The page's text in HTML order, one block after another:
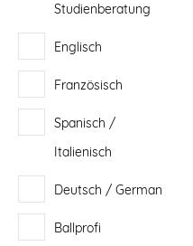
Studienberatung
Englisch
Französisch
Spanisch /
Italienisch
Deutsch / German
Ballprofi